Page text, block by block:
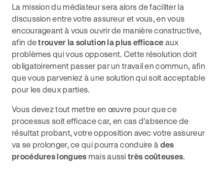
La mission du médiateur sera alors de faciliter la
discussion entre votre assureur et vous, en vous
encourageant à vous ouvrir de manière constructive,
afin detrouver la solution la plus efficace aux
problèmes qui vous opposent. Cette résolution doit
obligatoirement passer par un travail en commun, afin
que vous parveniez à une solution qui soit acceptable
pour les deux parties.
Vous devez tout mettre en œuvre pour que ce
processus soit efficace car, en cas d’absence de
résultat probant, votre opposition avec votre assureur
va se prolonger, ce qui pourra conduire à des
procédures longues mais aussitrès coûteuses.